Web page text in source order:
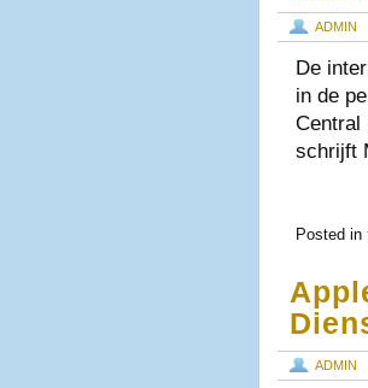
ADMIN
De
in de
Central
schrijft
Posted in
ADMIN